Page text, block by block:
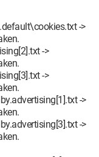
->
->
->
->
->